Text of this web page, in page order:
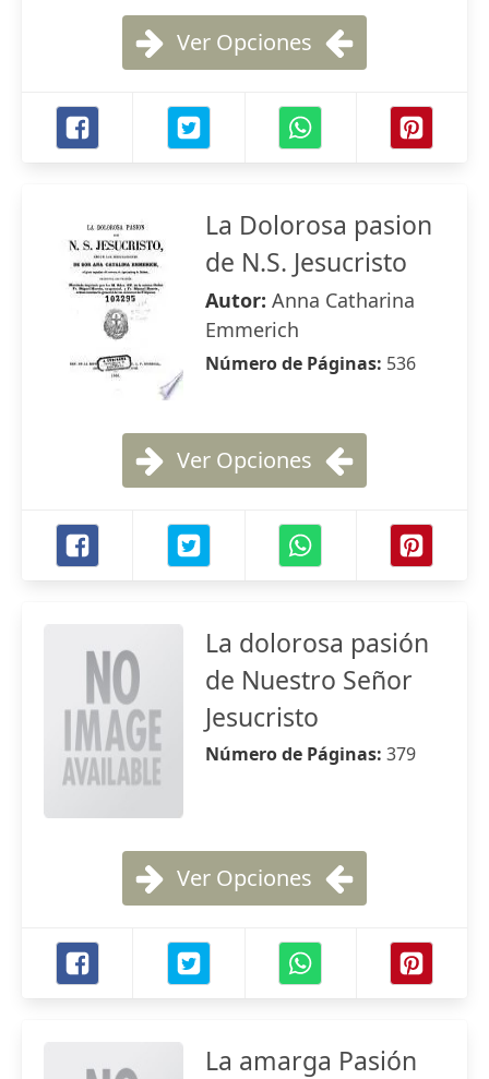
Ver Opciones
La Dolorosa pasion
de N.S. Jesucristo
Autor: Anna Catharina
Emmerich
Número de Páginas: 536
Ver Opciones
La dolorosa pasión
de Nuestro Señor
Jesucristo
Número de Páginas: 379
Ver Opciones
La amarga Pasión